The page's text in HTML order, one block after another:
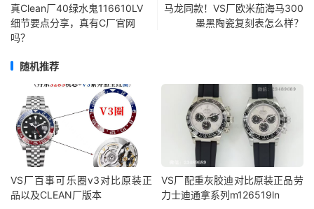
真Clean厂40绿水鬼116610LV
细节要点分享，真有C厂官网
吗？
马龙同款！VS厂欧米茄海马300
墨黑陶瓷复刻表怎么样？
随机推荐
VS厂百事可乐圈v3对比原装正
品以及CLEAN厂版本
VS厂配重灰胶迪对比原装正品劳
力士迪通拿系列m126519ln